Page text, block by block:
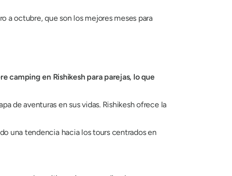
a octubre, que son los mejores meses para
camping en Rishikesh para parejas, lo que
de aventuras en sus vidas. Rishikesh ofrece la
una tendencia hacia los tours centrados en